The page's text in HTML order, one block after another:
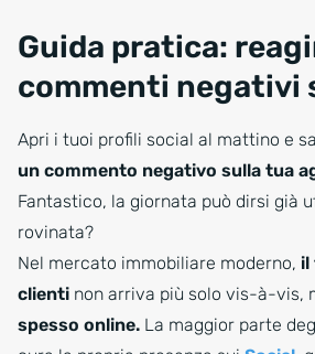
Guida pratica:
commenti negativi
Apri i tuoi profili social al mattino e
un commento negativo sulla tua
Fantastico, la giornata può dirsi già
rovinata?
Nel mercato immobiliare moderno, il
clienti non arriva più solo vis-à-vis,
spesso online. La maggior parte